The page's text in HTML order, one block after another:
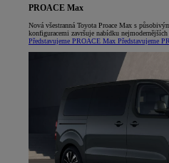
PROACE Max
Nová všestranná Toyota Proace Max s
konfiguracemi završuje nabídku
Představujeme PROACE Max Představujeme